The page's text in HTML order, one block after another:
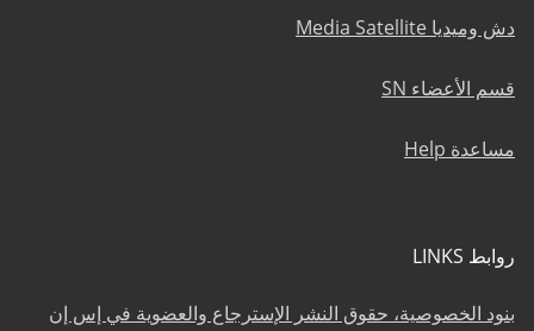
دش وميديا Media Satellite
قسم الأعضاء SN
مساعدة Help
روابط LINKS
بنود الخصوصية، حقوق النشر الإسترجاع والعضوية في إس إن